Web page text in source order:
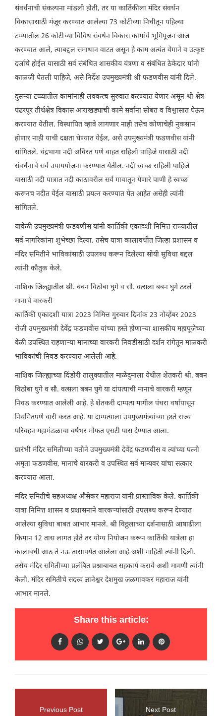
संवर्धनाची संकल्पना मांडली होती, तर या कार्तिकीला मंदिर संवर्धन
विकासासाठी मंजूर करण्यात आलेल्या 73 कोटीच्या निधीतून पहिल्या
टप्प्यातील 26 कोटीच्या विविध संवर्धन विकास कामांचे भूमिपूजन आज
करण्यात आले, त्याबद्दल समाधान वाटत असून हे काम अत्यंत वेगाने व उत्कृष्ट
दर्जाचे होईल यासाठी सर्व संबंधित शासकीय यंत्रणा व संबंधित ठेकेदार यांनी
काळजी घेतली पाहिजे, असे निर्देश उपमुख्यमंत्री श्री फडणवीस यांनी दिले.
दुसऱ्या टप्प्यातील कामांनाही लवकरच सुरुवात करण्यात येणार असून श्री क्षेत्र
पंढरपूर तीर्थक्षेत्र विकास आराखड्याची कामे सर्वांना सोबत व विश्वासात घेऊन
करण्यात येतील. विस्थापित व्हावे लागणार नाही तसेच कोणाचेही नुकसान
होणार नाही याची दक्षता घेण्यात येईल, असे उपमुख्यमंत्री फडणवीस यांनी
सांगितले. चंद्रभागा नदी अविरत पणे वाहत राहिली पाहिजे यासाठी नदी
संवर्धनाचे सर्व उपाययोजना करण्यात येतील. नदी स्वच्छ राहिली पाहिजे
यासाठी नदी पात्रात नदी काठावरील सर्व गावातून येणारे पाणी हे स्वच्छ
करूनच नदीत येईल यासाठी प्रयत्न करण्यात येत आहेत असेही त्यांनी
सांगितले.
यावेळी उपमुख्यमंत्री फडवणीस यांनी कार्तिकी एकादशी निमित्त राज्यातील
सर्व नागरिकांना शुभेच्छा दिल्या. तसेच यात्रा कालावधीत जिल्हा प्रशासन व
मंदिर समितीने भाविकांसाठी उपलब्ध करून दिलेल्या सोयी सुविधा बद्दल
त्यांनी कौतुक केले.
नाशिक जिल्ह्यातील श्री. बबन विठोबा घुगे व सौ. वत्सला बबन घुगे ठरले
मानाचे वारकरी
कार्तिकी एकादशी यात्रा 2023 निमित्त गुरुवार दिनांक 23 नोव्हेंबर 2023
रोजी उपमुख्यमंत्री देवेंद्र फडणवीस यांच्या हस्ते होणाऱ्या शासकीय महापूजेच्या
वेळी उपस्थित राहणाऱ्या मानाच्या वारकरी निवडीसाठी दर्शन रांगेतून माळकरी
भाविकांची निवड करण्यात आलेली आहे.
नाशिक जिल्ह्याच्या दिंडोरी तालुक्यातील माळेदुमाला येथील शेतकरी श्री. बबन
विठोबा घुगे व सौ. वत्सला बबन घुगे या दांपत्याची मानाचे वारकरी म्हणून
निवड करण्यात आलेली आहे. हे शेतकरी दाम्पत्य मागील पंधरा वर्षापासून
नियमितपणे वारी करत आहे. या दाम्पत्याला उपमुख्यमंत्र्यांच्या हस्ते राज्य
परिवहन महामंडळाचा वर्षभर मोफत एसटी पास देण्यात आला.
प्रारंभी मंदिर समितीच्या वतीने उपमुख्यमंत्री देवेंद्र फडणवीस व त्यांच्या पत्नी
अमृता फडणवीस, मानाचे वारकरी व उपस्थित सर्व मान्यवर यांचा सत्कार
करण्यात आला.
मंदिर समितीचे सहअध्यक्ष औसेकर महाराज यांनी प्रास्ताविक केले. कार्तिकी
यात्रा निमित्त शासन व प्रशासनाने वारकऱ्यांसाठी उपलब्ध करून देण्यात
आलेल्या सुविधा बाबत आभार मानले. श्री विठ्ठलाच्या दर्शनासाठी आषाढीला
किमान 12 तास लागत होते तर योग्य नियोजन करून कार्तिकी यात्रेला हा
कालावधी आठ ते नऊ तासापर्यंत आलेला आहे अशी माहिती त्यांनी दिली.
तसेच मंदिर समितीच्या प्रलंबित प्रश्नाबाबत सहकार्य करावे अशी मागणी त्यांनी
केली. मंदिर समितीचे सदस्य ज्ञानेश्वर देशमुख जळगावकर महाराज यांनी
आभार मानले.
Share this article:
Previous Post Next Post